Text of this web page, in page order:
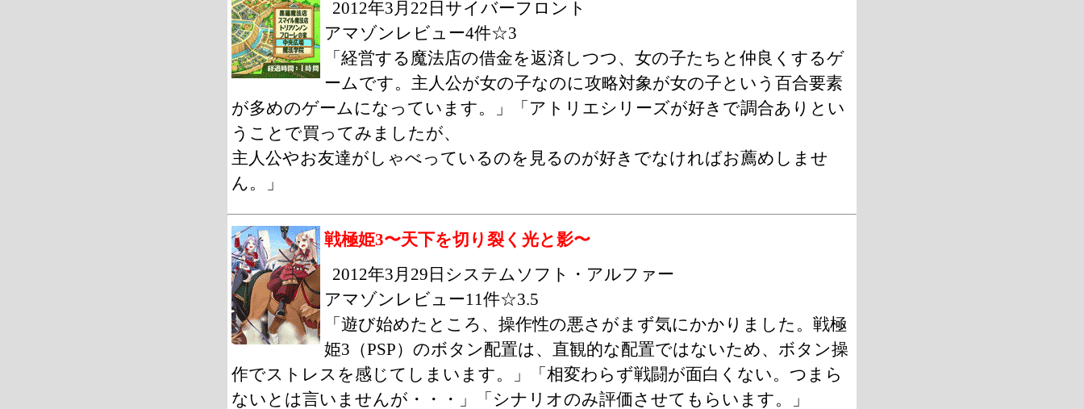
2012年3月22日サイバーフロント
アマゾンレビュー4件☆3
「経営する魔法店の借金を返済しつつ、女の子たちと仲良くするゲ
ームです。主人公が女の子なのに攻略対象が女の子という百合要素
が多めのゲームになっています。」「アトリエシリーズが好きで調合ありとい
うことで買ってみましたが、
主人公やお友達がしゃべっているのを見るのが好きでなければお薦めしませ
ん。」
戦極姫3〜天下を切り裂く光と影〜
2012年3月29日システムソフト・アルファー
アマゾンレビュー11件☆3.5
「遊び始めたところ、操作性の悪さがまず気にかかりました。戦極
姫3（PSP）のボタン配置は、直観的な配置ではないため、ボタン操
作でストレスを感じてしまいます。」「相変わらず戦闘が面白くない。つまら
ないとは言いませんが・・・」「シナリオのみ評価させてもらいます。」